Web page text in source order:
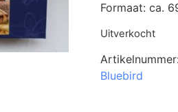
Formaat: ca.
Uitverkocht
Artikelnummer:
Bluebird